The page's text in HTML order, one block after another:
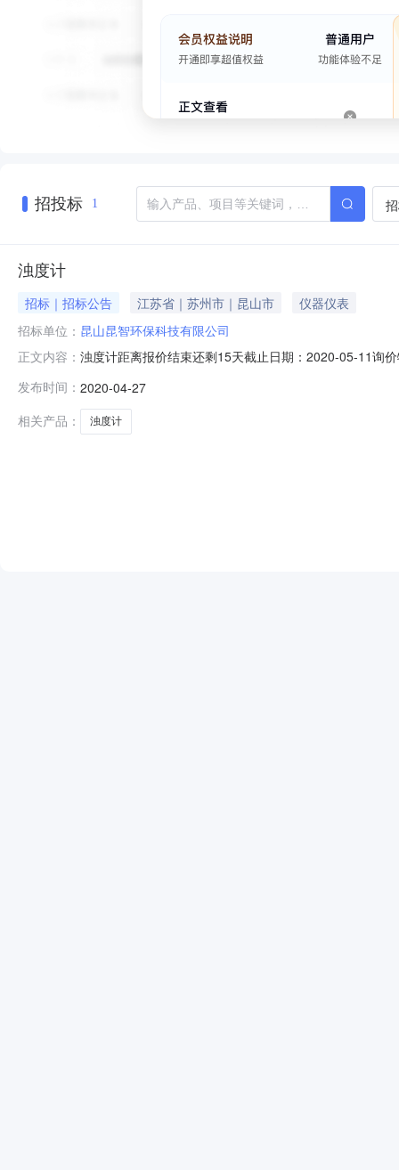
招投标 1
浊度计
招标｜招标公告 江苏省｜苏州市｜昆山市
仪器仪表
招标单位： 昆山昆智环保科技有限公司
正文内容： 浊度计距离报价结束还剩15天截止日期：2020-05-11询
发布时间： 2020-04-27
相关产品：
浊度计